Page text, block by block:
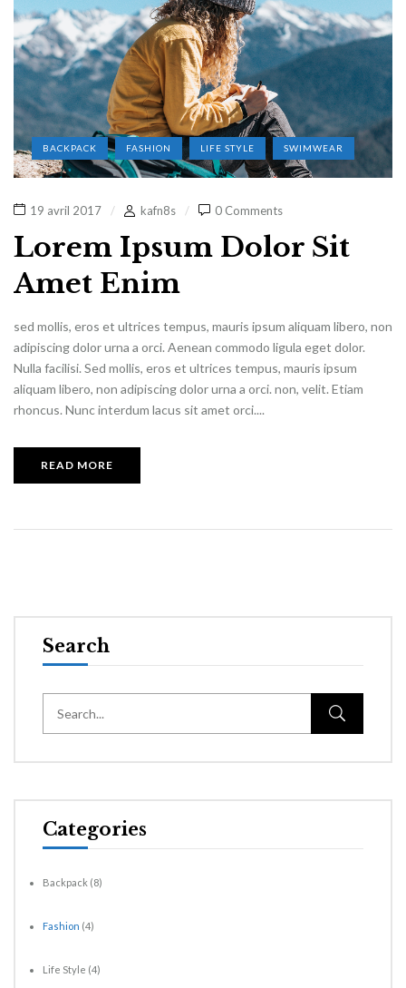
Search
Categories
Backpack (8)
Fashion (4)
Life Style (4)
BACKPACK FASHION LIFE STYLE SWIMWEAR
19 avril 2017 kafn8s 0 Comments
Lorem Ipsum Dolor Sit
Amet Enim
sed mollis, eros et ultrices tempus, mauris ipsum aliquam libero, non
adipiscing dolor urna a orci. Aenean commodo ligula eget dolor.
Nulla facilisi. Sed mollis, eros et ultrices tempus, mauris ipsum
aliquam libero, non adipiscing dolor urna a orci. non, velit. Etiam
rhoncus. Nunc interdum lacus sit amet orci....
READ MORE